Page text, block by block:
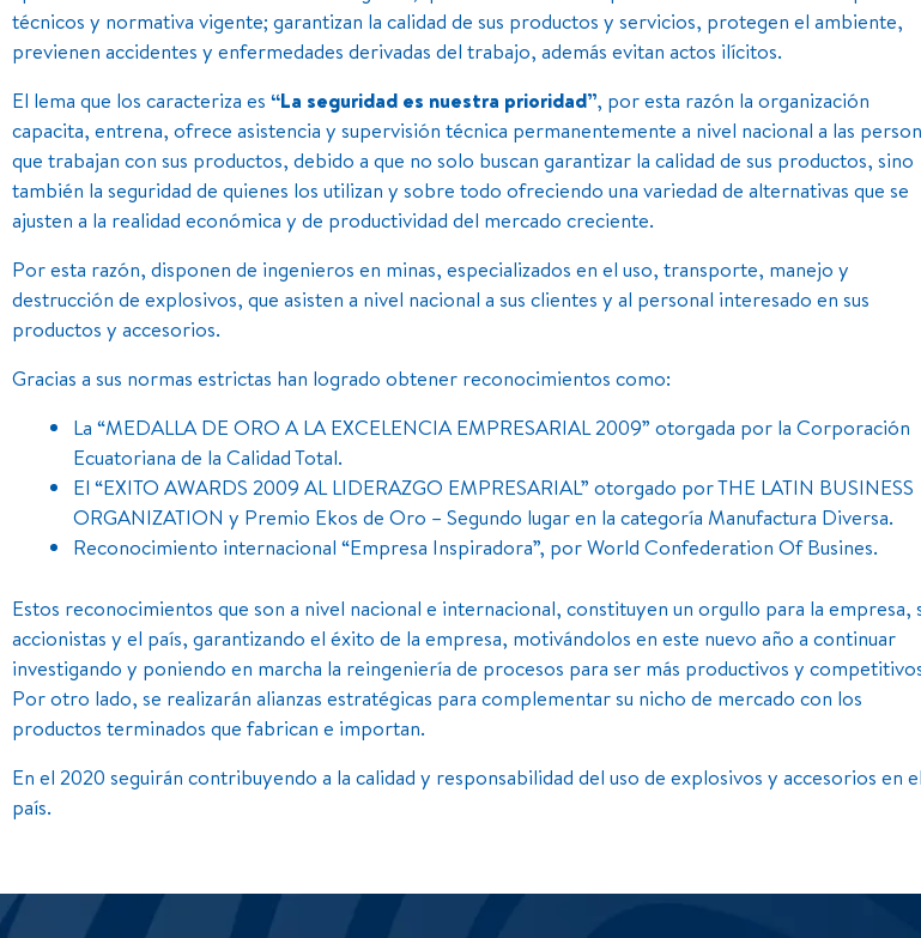
técnicos y normativa vigente; garantizan la calidad de sus productos y servicios, protegen el ambiente,
previenen accidentes y enfermedades derivadas del trabajo, además evitan actos ilícitos.
El lema que los caracteriza es “La seguridad es nuestra prioridad”, por esta razón la organización
capacita, entrena, ofrece asistencia y supervisión técnica permanentemente a nivel nacional a las
que trabajan con sus productos, debido a que no solo buscan garantizar la calidad de sus productos, sino
también la seguridad de quienes los utilizan y sobre todo ofreciendo una variedad de alternativas que se
ajusten a la realidad económica y de productividad del mercado creciente.
Por esta razón, disponen de ingenieros en minas, especializados en el uso, transporte, manejo y
destrucción de explosivos, que asisten a nivel nacional a sus clientes y al personal interesado en sus
productos y accesorios.
Gracias a sus normas estrictas han logrado obtener reconocimientos como:
La “MEDALLA DE ORO A LA EXCELENCIA EMPRESARIAL 2009” otorgada por la Corporación
Ecuatoriana de la Calidad Total.
El “EXITO AWARDS 2009 AL LIDERAZGO EMPRESARIAL” otorgado por THE LATIN BUSINESS
ORGANIZATION y Premio Ekos de Oro – Segundo lugar en la categoría Manufactura Diversa.
Reconocimiento internacional “Empresa Inspiradora”, por World Confederation Of Busines.
Estos reconocimientos que son a nivel nacional e internacional, constituyen un orgullo para la empresa,
accionistas y el país, garantizando el éxito de la empresa, motivándolos en este nuevo año a continuar
investigando y poniendo en marcha la reingeniería de procesos para ser más productivos y
Por otro lado, se realizarán alianzas estratégicas para complementar su nicho de mercado con los
productos terminados que fabrican e importan.
En el 2020 seguirán contribuyendo a la calidad y responsabilidad del uso de explosivos y accesorios en el
país.